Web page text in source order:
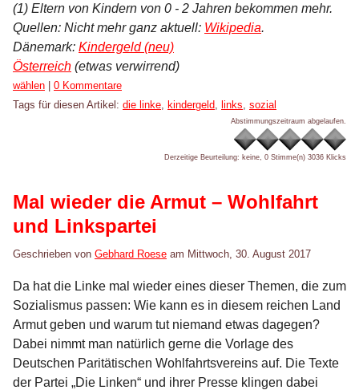
(1) Eltern von Kindern von 0 - 2 Jahren bekommen mehr.
Quellen: Nicht mehr ganz aktuell: Wikipedia.
Dänemark: Kindergeld (neu)
Österreich (etwas verwirrend)
Kategorien:
wählen
0 Kommentare
Tags für diesen Artikel: die linke kindergeld links sozial
Abstimmungszeitraum abgelaufen.
Derzeitige Beurteilung: keine, 0 Stimme(n) 3036 Klicks
Mal wieder die Armut – Wohlfahrt
und Linkspartei
Geschrieben von Gebhard Roese am Mittwoch, 30. August 2017
Da hat die Linke mal wieder eines dieser Themen, die zum
Sozialismus passen: Wie kann es in diesem reichen Land
Armut geben und warum tut niemand etwas dagegen?
Dabei nimmt man natürlich gerne die Vorlage des
Deutschen Paritätischen Wohlfahrtsvereins auf. Die Texte
der Partei „Die Linken“ und ihrer Presse klingen dabei